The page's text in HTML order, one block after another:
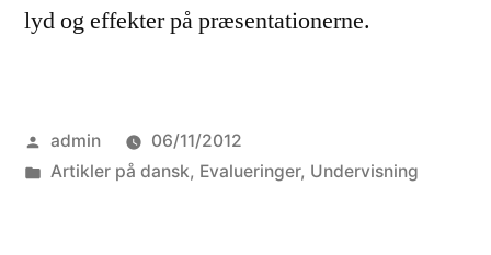
lyd og effekter på præsentationerne.
Posted
by
admin
06/11/2012
Posted
Artikler på dansk, Evalueringer, Undervisning